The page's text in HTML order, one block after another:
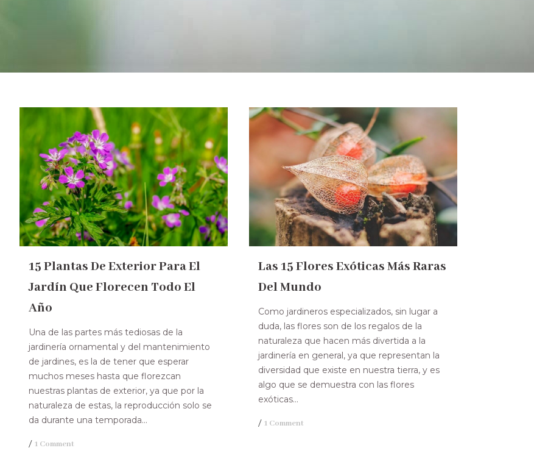
15 Plantas De Exterior Para El
Jardín Que Florecen Todo El
Año
Una de las partes más tediosas de la
jardinería ornamental y del mantenimiento
de jardines, es la de tener que esperar
muchos meses hasta que florezcan
nuestras plantas de exterior, ya que por la
naturaleza de estas, la reproducción solo se
da durante una temporada...
/ 1 Comment
Las 15 Flores Exóticas Más Raras
Del Mundo
Como jardineros especializados, sin lugar a
duda, las flores son de los regalos de la
naturaleza que hacen más divertida a la
jardinería en general, ya que representan la
diversidad que existe en nuestra tierra, y es
algo que se demuestra con las flores
exóticas...
/ 1 Comment